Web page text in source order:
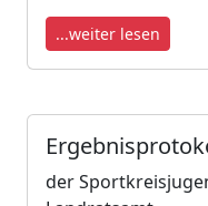
...weiter lesen
der